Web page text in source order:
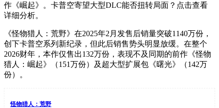
作《崛起》。卡普空寄望大型DLC能否扭转局面？点击查看
详细分析。
《怪物猎人：荒野》在2025年2月发售后销量突破1140万份，
创下卡普空系列新纪录，但此后销售势头明显放缓。在整个
2026财年，本作仅售出132万份，表现不及同期的前作《怪物
猎人：崛起》（151万份）及超大型扩展包《曙光》（142万
份）。
怪物猎人：荒野